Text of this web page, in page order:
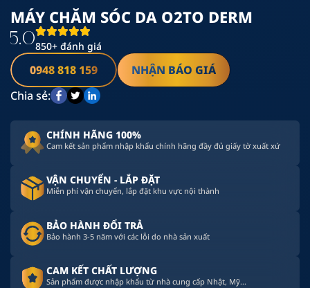
MÁY CHĂM SÓC DA O2TO DERM
5.0850+ đánh giá
0948 818 159
NHẬN BÁO GIÁ
Chia sẻ:
CHÍNH HÃNG 100%
Cam kết sản phẩm nhập khẩu chính hãng đầy đủ giấy tờ xuất xứ
VẬN CHUYỂN - LẮP ĐẶT
Miễn phí vận chuyển, lắp đặt khu vực nội thành
BẢO HÀNH ĐỔI TRẢ
Bảo hành 3-5 năm với các lỗi do nhà sản xuất
CAM KẾT CHẤT LƯỢNG
Sản phẩm được nhập khẩu từ nhà cung cấp Nhật, Mỹ...